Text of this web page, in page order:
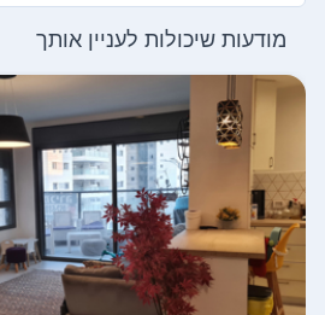
מודעות שיכולות לעניין אותך